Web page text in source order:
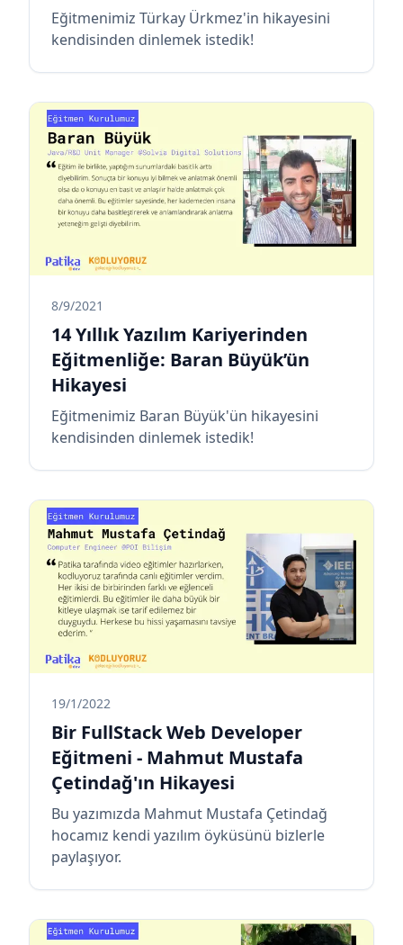
Eğitmenimiz Türkay Ürkmez'in hikayesini
kendisinden dinlemek istedik!
8/9/2021
14 Yıllık Yazılım Kariyerinden
Eğitmenliğe: Baran Büyük’ün
Hikayesi
Eğitmenimiz Baran Büyük'ün hikayesini
kendisinden dinlemek istedik!
19/1/2022
Bir FullStack Web Developer
Eğitmeni - Mahmut Mustafa
Çetindağ'ın Hikayesi
Bu yazımızda Mahmut Mustafa Çetindağ
hocamız kendi yazılım öyküsünü bizlerle
paylaşıyor.